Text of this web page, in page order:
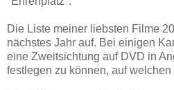
Die Liste meiner liebsten Filme
nächstes Jahr auf. Bei einigen
eine Zweitsichtung auf DVD in
festlegen zu können, auf